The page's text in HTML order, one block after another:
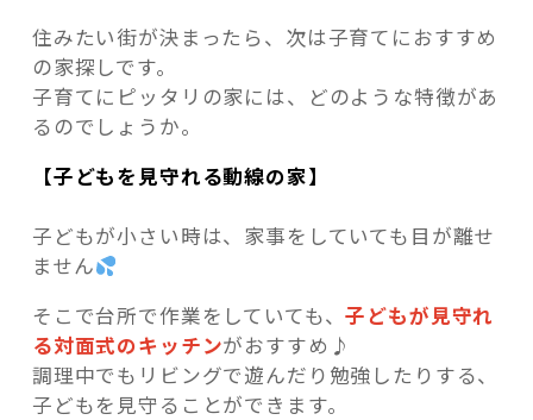
住みたい街が決まったら、次は子育てにおすすめ
の家探しです。
子育てにピッタリの家には、どのような特徴があ
るのでしょうか。
【子どもを見守れる動線の家】
子どもが小さい時は、家事をしていても目が離せ
ません
そこで台所で作業をしていても、子どもが見守れ
る対面式のキッチンがおすすめ♪
調理中でもリビングで遊んだり勉強したりする、
子どもを見守ることができます。